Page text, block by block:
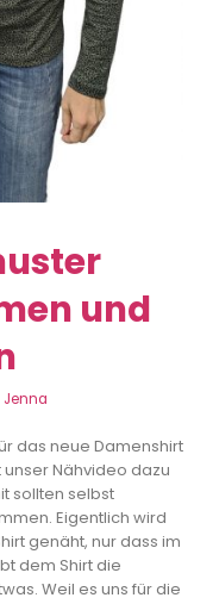
und
Jenna
das neue Damenshirt
Nähvideo dazu
sollten selbst
Eigentlich wird
genäht, nur dass im
dem Shirt die
Weil es uns für die